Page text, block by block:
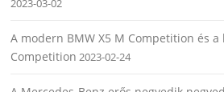
A modern BMW X5 M Competition és a
Competition 2023-02-24